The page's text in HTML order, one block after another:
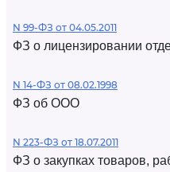
N 99-ФЗ от 04.05.2011
ФЗ о лицензировании
N 14-ФЗ от 08.02.1998
ФЗ об ООО
N 223-ФЗ от 18.07.2011
ФЗ о закупках товаров,